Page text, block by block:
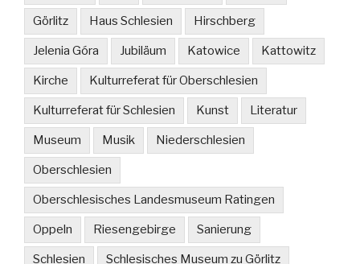
Görlitz Haus Schlesien Hirschberg
Jelenia Góra Jubiläum Katowice Kattowitz
Kirche Kulturreferat für Oberschlesien
Kulturreferat für Schlesien Kunst Literatur
Museum Musik Niederschlesien
Oberschlesien
Oberschlesisches Landesmuseum Ratingen
Oppeln Riesengebirge Sanierung
Schlesien Schlesisches Museum zu Görlitz